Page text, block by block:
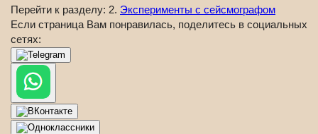
Перейти к разделу: 2. Эксперименты с сейсмографом
Если страница Вам понравилась, поделитесь в социальных
сетях: